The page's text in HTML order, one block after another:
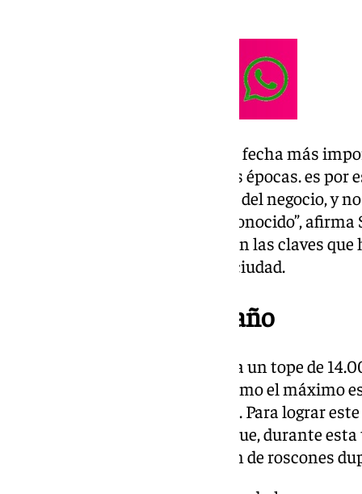
Para Pathelín, el 6 de enero es la fecha más
diferencia notable frente a otras épocas. es por
se ha convertido en el emblema del negocio, y
es muy especial y es ya muy reconocido”,
compromiso con los clientes son las claves
consolidar su reputación en la ciudad.
14.000 roscones por año
Cada año, la producción alcanza un tope de
refleja tanto la alta demanda como el máximo
en cada final y comienzo de año. Para lograr
una instalación especializada que, durante
exclusivamente a la elaboración de roscones